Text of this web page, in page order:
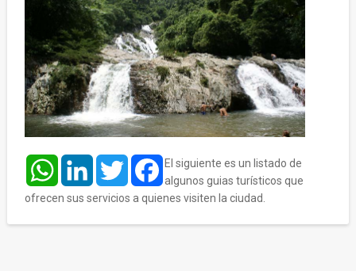
WhatsAppLinkedInTwitterFacebook
El siguiente es un listado de
algunos guias turísticos que
ofrecen sus servicios a quienes visiten la ciudad.